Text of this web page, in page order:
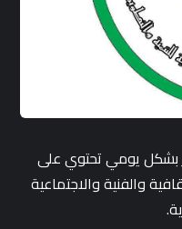
يومي تحتوي على
والفنية والاجتماعية